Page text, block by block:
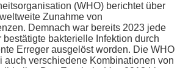
(WHO) berichtet über
Zunahme von
Demnach war bereits 2023 jede
bestätigte bakterielle Infektion durch
Erreger ausgelöst worden. Die WHO
auch verschiedene Kombinationen von